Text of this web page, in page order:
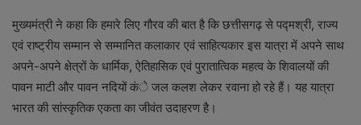
मुख्यमंत्री ने कहा कि हमारे लिए गौरव की बात है कि छत्तीसगढ़ से पद्मश्री, राज्य
एवं राष्ट्रीय सम्मान से सम्मानित कलाकार एवं साहित्यकार इस यात्रा में अपने साथ
अपने-अपने क्षेत्रों के धार्मिक, ऐतिहासिक एवं पुरातात्विक महत्व के शिवालयों की
पावन माटी और पावन नदियों कंे जल कलश लेकर रवाना हो रहे हैं। यह यात्रा
भारत की सांस्कृतिक एकता का जीवंत उदाहरण है।